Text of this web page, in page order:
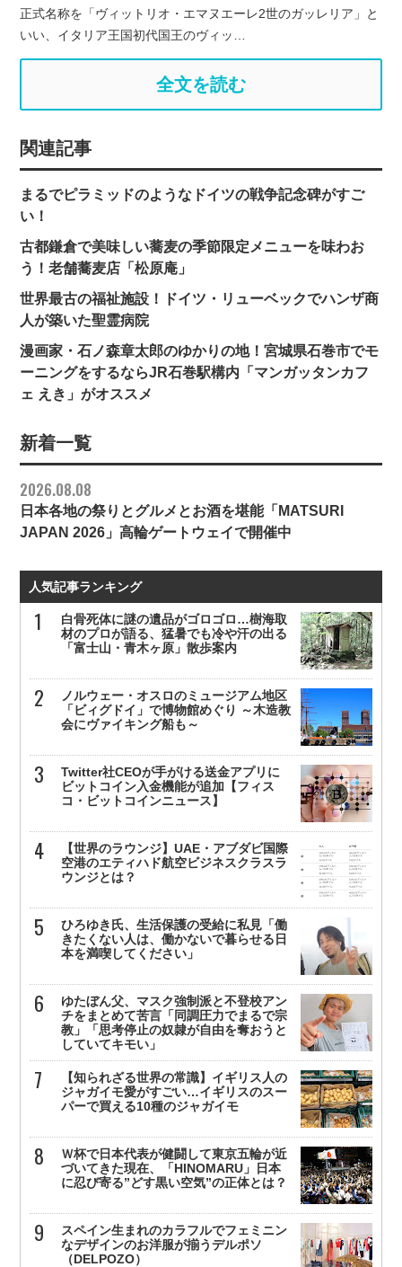
正式名称を「ヴィットリオ・エマヌエーレ2世のガッレリア」と
いい、イタリア王国初代国王のヴィッ…
全文を読む
関連記事
まるでピラミッドのようなドイツの戦争記念碑がすご
い！
古都鎌倉で美味しい蕎麦の季節限定メニューを味わお
う！老舗蕎麦店「松原庵」
世界最古の福祉施設！ドイツ・リューベックでハンザ商
人が築いた聖霊病院
漫画家・石ノ森章太郎のゆかりの地！宮城県石巻市でモ
ーニングをするならJR石巻駅構内「マンガッタンカフ
ェ えき」がオススメ
新着一覧
2026.08.08
日本各地の祭りとグルメとお酒を堪能「MATSURI
JAPAN 2026」高輪ゲートウェイで開催中
人気記事ランキング
白骨死体に謎の遺品がゴロゴロ…樹海取
材のプロが語る、猛暑でも冷や汗の出る
「富士山・青木ヶ原」散歩案内
ノルウェー・オスロのミュージアム地区
「ビィグドイ」で博物館めぐり ～木造教
会にヴァイキング船も～
Twitter社CEOが手がける送金アプリに
ビットコイン入金機能が追加【フィス
コ・ビットコインニュース】
【世界のラウンジ】UAE・アブダビ国際
空港のエティハド航空ビジネスクラスラ
ウンジとは？
ひろゆき氏、生活保護の受給に私見「働
きたくない人は、働かないで暮らせる日
本を満喫してください」
ゆたぼん父、マスク強制派と不登校アン
チをまとめて苦言「同調圧力でまるで宗
教」「思考停止の奴隷が自由を奪おうと
していてキモい」
【知られざる世界の常識】イギリス人の
ジャガイモ愛がすごい…イギリスのスー
パーで買える10種のジャガイモ
Ｗ杯で日本代表が健闘して東京五輪が近
づいてきた現在、「HINOMARU」日本
に忍び寄る”どす黒い空気”の正体とは？
スペイン生まれのカラフルでフェミニン
なデザインのお洋服が揃うデルポソ
（DELPOZO）